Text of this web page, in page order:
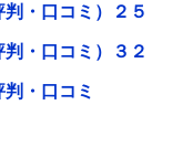
・口コミ）２５
・口コミ）３２
・口コミ